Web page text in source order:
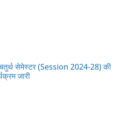
सेमेस्टर (Session 2024-28) की
जारी